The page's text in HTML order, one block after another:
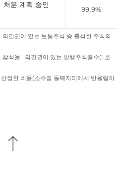
처분 계획 승인
99.9%
결권이 있는 보통주식 중 출석한 주식의
석율 : 의결권이 있는 발행주식총수(1호
정한 비율(소수점 둘째자리에서 반올림하